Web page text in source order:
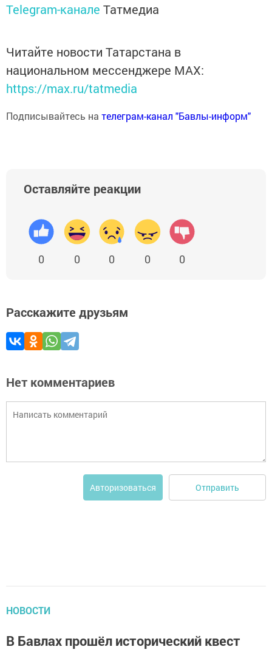
Telegram-канале Татмедиа
Читайте новости Татарстана в
национальном мессенджере MАХ:
https://max.ru/tatmedia
Подписывайтесь на телеграм-канал "Бавлы-информ"
Оставляйте реакции
0 0 0 0 0
Расскажите друзьям
Нет комментариев
Авторизоваться Отправить
НОВОСТИ
В Бавлах прошёл исторический квест